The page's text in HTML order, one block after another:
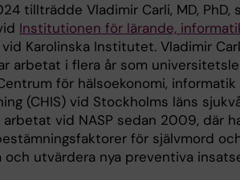
tillträdde Vladimir Carli, MD, PhD,
Institutionen för lärande,
vid Karolinska Institutet. Vladimir
arbetat i flera år som
för hälsoekonomi, informatik
(CHIS) vid Stockholms läns
arbetat vid NASP sedan 2009, där
för självmord
utvärdera nya preventiva